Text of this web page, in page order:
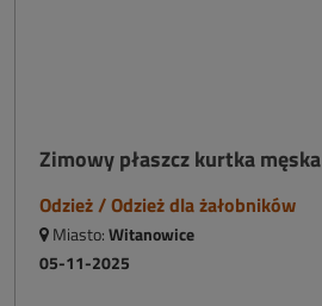
Zimowy płaszcz kurtka męska
Odzież / Odzież dla żałobników
Miasto:Witanowice
05-11-2025